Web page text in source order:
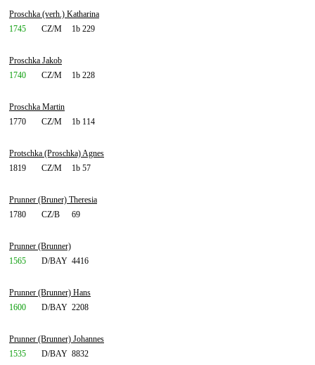
Proschka (verh.) Katharina
1745
CZ/M 1b 229
Proschka Jakob
1740
CZ/M 1b 228
Proschka Martin
1770
CZ/M 1b 114
Protschka (Proschka) Agnes
1819
CZ/M 1b 57
Prunner (Bruner) Theresia
1780
CZ/B 69
Prunner (Brunner)
1565
D/BAY 4416
Prunner (Brunner) Hans
1600
D/BAY 2208
Prunner (Brunner) Johannes
1535
D/BAY 8832